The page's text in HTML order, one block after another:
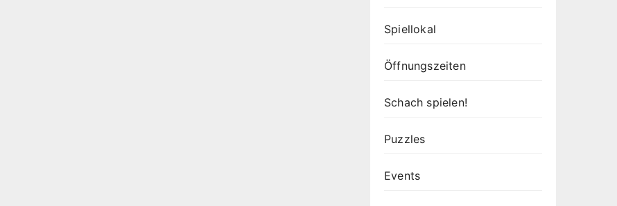
Spiellokal
Öffnungszeiten
Schach spielen!
Puzzles
Events